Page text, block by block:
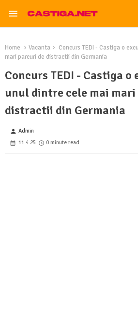
Home Vacanta
Concurs TEDI - Castiga o
mari parcuri de distractii din Germania
Concurs TEDI - Castiga o
unul dintre cele mai
distractii din Germania
person Admin
11.4.25
0 minute read